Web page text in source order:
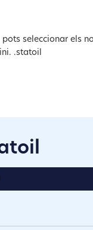
seleccionar els
.statoil